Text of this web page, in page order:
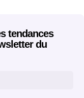
tendances
du